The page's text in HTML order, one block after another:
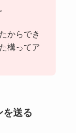
からでき
構ってア
送る